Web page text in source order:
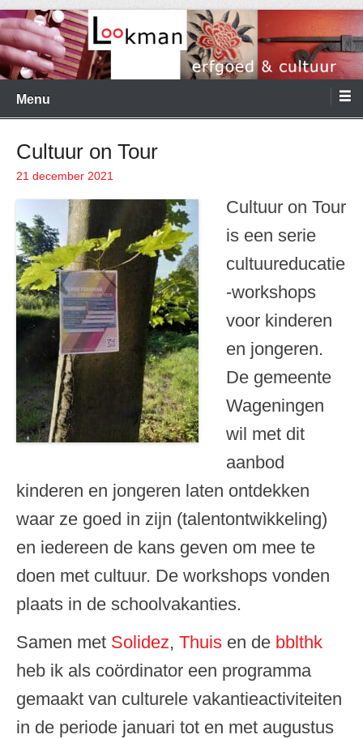
Ga
naar
de
inhoud
Menu
Cultuur on Tour
Geplaatst op
21 december 2021
Cultuur on Tour
is een serie
cultuureducatie
-workshops
voor kinderen
en jongeren.
De gemeente
Wageningen
wil met dit
aanbod
kinderen en jongeren laten ontdekken
waar ze goed in zijn (talentontwikkeling)
en iedereen de kans geven om mee te
doen met cultuur. De workshops vonden
plaats in de schoolvakanties.
Samen met Solidez, Thuis en de bblthk
heb ik als coördinator een programma
gemaakt van culturele vakantieactiviteiten
in de periode januari tot en met augustus